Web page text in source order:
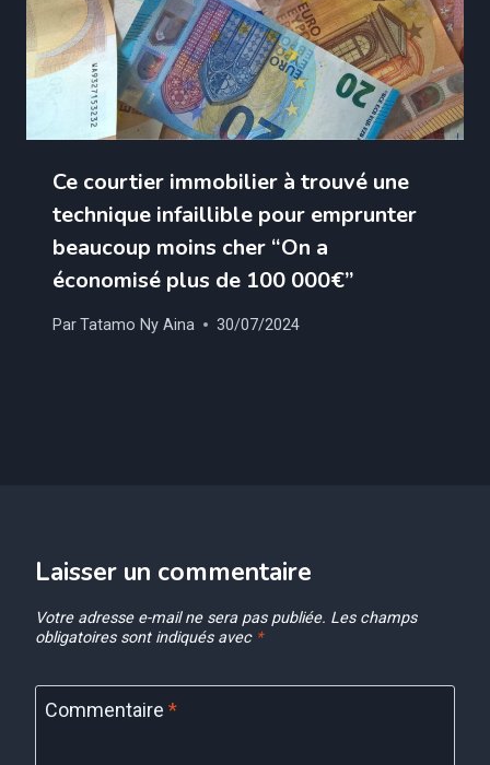
Ce courtier immobilier à trouvé une
technique infaillible pour emprunter
beaucoup moins cher “On a
économisé plus de 100 000€”
ParTatamo Ny Aina 30/07/2024
Laisser un commentaire
Votre adresse e-mail ne sera pas publiée. Les champs
obligatoires sont indiqués avec *
Commentaire *